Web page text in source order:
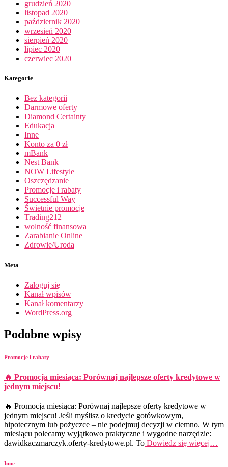
grudzień 2020
listopad 2020
październik 2020
wrzesień 2020
sierpień 2020
lipiec 2020
czerwiec 2020
Kategorie
Bez kategorii
Darmowe oferty
Diamond Certainty
Edukacja
Inne
Konto za 0 zł
mBank
Nest Bank
NOW Lifestyle
Oszczędzanie
Promocje i rabaty
Successful Way
Świetnie promocje
Trading212
wolność finansowa
Zarabianie Online
Zdrowie/Uroda
Meta
Zaloguj się
Kanał wpisów
Kanał komentarzy
WordPress.org
Podobne wpisy
Promocje i rabaty
🔥 Promocja miesiąca: Porównaj najlepsze oferty kredytowe w
jednym miejscu!
🔥 Promocja miesiąca: Porównaj najlepsze oferty kredytowe w
jednym miejscu! Jeśli myślisz o kredycie gotówkowym,
hipotecznym lub pożyczce – nie podejmuj decyzji w ciemno. W tym
miesiącu polecamy wyjątkowo praktyczne i wygodne narzędzie:
dawidkaczmarczyk.oferty-kredytowe.pl. To Dowiedz się więcej…
Inne